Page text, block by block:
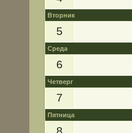
Вторник
5
Среда
6
Четверг
7
Пятница